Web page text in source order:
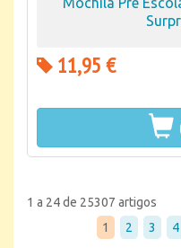
11,95 €
1 a 24 de 25307 artigos
1
2 3 4